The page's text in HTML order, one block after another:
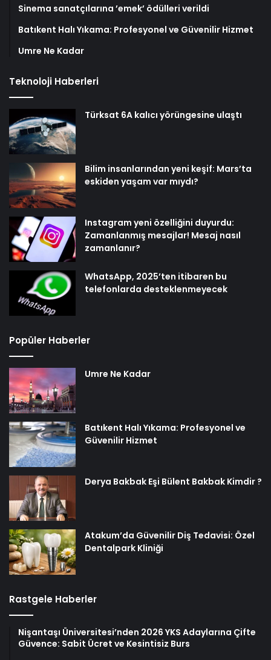
Sinema sanatçılarına ’emek’ ödülleri verildi
Batıkent Halı Yıkama: Profesyonel ve Güvenilir Hizmet
Umre Ne Kadar
Teknoloji Haberleri
Türksat 6A kalıcı yörüngesine ulaştı
Bilim insanlarından yeni keşif: Mars’ta
eskiden yaşam var mıydı?
Instagram yeni özelliğini duyurdu:
Zamanlanmış mesajlar! Mesaj nasıl
zamanlanır?
WhatsApp, 2025’ten itibaren bu
telefonlarda desteklenmeyecek
Popüler Haberler
Umre Ne Kadar
Batıkent Halı Yıkama: Profesyonel ve
Güvenilir Hizmet
Derya Bakbak Eşi Bülent Bakbak Kimdir ?
Atakum’da Güvenilir Diş Tedavisi: Özel
Dentalpark Kliniği
Rastgele Haberler
Nişantaşı Üniversitesi’nden 2026 YKS Adaylarına Çifte
Güvence: Sabit Ücret ve Kesintisiz Burs